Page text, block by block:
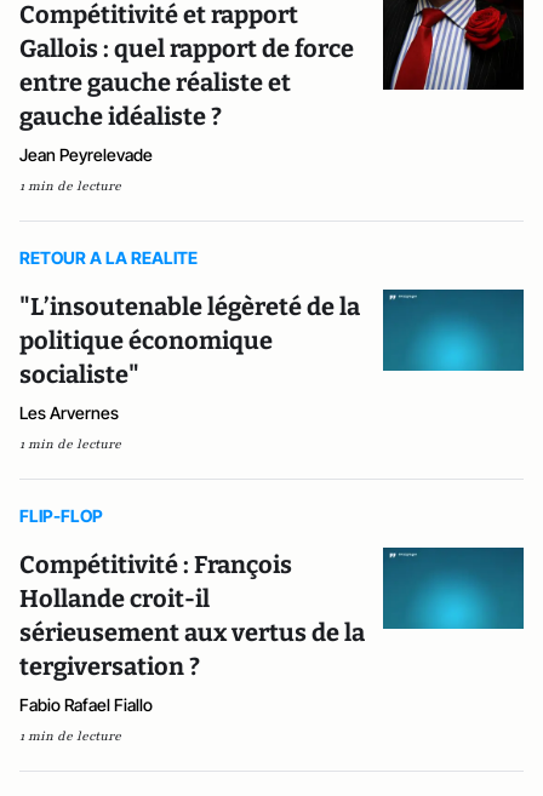
Compétitivité et rapport
Gallois : quel rapport de force
entre gauche réaliste et
gauche idéaliste ?
Jean Peyrelevade
1 min de lecture
RETOUR A LA REALITE
"L’insoutenable légèreté de la
politique économique
socialiste"
Les Arvernes
1 min de lecture
FLIP-FLOP
Compétitivité : François
Hollande croit-il
sérieusement aux vertus de la
tergiversation ?
Fabio Rafael Fiallo
1 min de lecture